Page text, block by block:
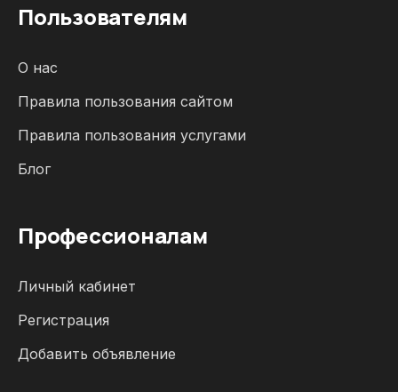
Пользователям
О нас
Правила пользования сайтом
Правила пользования услугами
Блог
Профессионалам
Личный кабинет
Регистрация
Добавить объявление